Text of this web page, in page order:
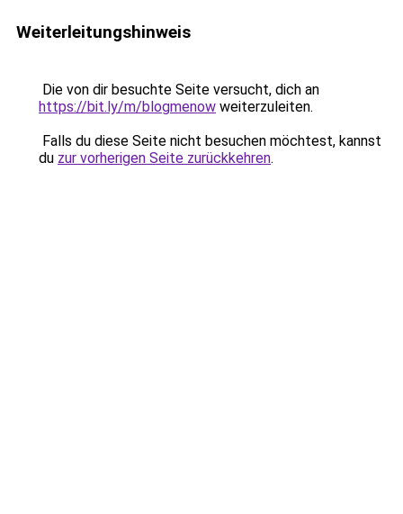
Weiterleitungshinweis
Die von dir besuchte Seite versucht, dich an
https://bit.ly/m/blogmenow weiterzuleiten.
Falls du diese Seite nicht besuchen möchtest, kannst
du zur vorherigen Seite zurückkehren.